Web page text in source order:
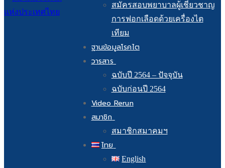
สมัครสอบพยาบาลผู้เชี่ยวชาญ
การฟอกเลือดด้วยเครื่องไต
เทียม
ฐานข้อมูลโรคไต
วารสาร
ฉบับปี 2564 – ปัจจุบัน
ฉบับก่อนปี 2564
Video Rerun
สมาชิก
สมาชิกสมาคมฯ
ไทย
English